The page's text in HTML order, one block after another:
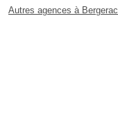
Autres agences à Bergerac